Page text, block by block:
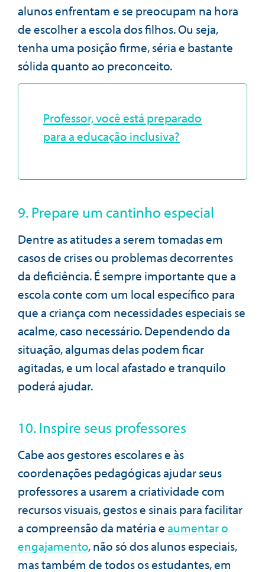
alunos enfrentam e se preocupam na hora
de escolher a escola dos filhos. Ou seja,
tenha uma posição firme, séria e bastante
sólida quanto ao preconceito.
Professor, você está preparado
para a educação inclusiva?
9. Prepare um cantinho especial
Dentre as atitudes a serem tomadas em
casos de crises ou problemas decorrentes
da deficiência. É sempre importante que a
escola conte com um local específico para
que a criança com necessidades especiais se
acalme, caso necessário. Dependendo da
situação, algumas delas podem ficar
agitadas, e um local afastado e tranquilo
poderá ajudar.
10. Inspire seus professores
Cabe aos gestores escolares e às
coordenações pedagógicas ajudar seus
professores a usarem a criatividade com
recursos visuais, gestos e sinais para facilitar
a compreensão da matéria eaumentar o
engajamento, não só dos alunos especiais,
mas também de todos os estudantes, em